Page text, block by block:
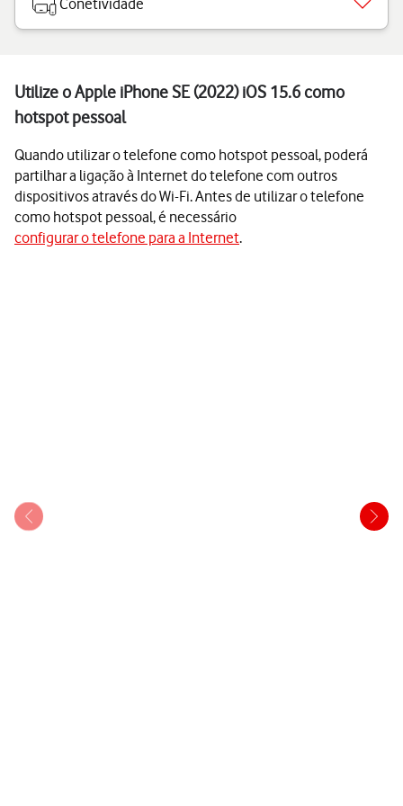
Conetividade
Utilize o Apple iPhone SE (2022) iOS 15.6 como
hotspot pessoal
Quando utilizar o telefone como hotspot pessoal, poderá
partilhar a ligação à Internet do telefone com outros
dispositivos através do Wi-Fi. Antes de utilizar o telefone
como hotspot pessoal, é necessário
configurar o telefone para a Internet.